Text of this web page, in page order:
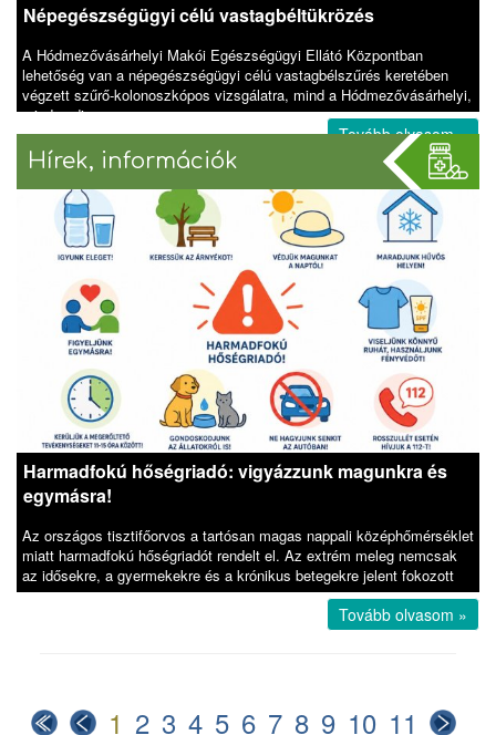
Népegészségügyi célú vastagbéltükrözés
A Hódmezővásárhelyi Makói Egészségügyi Ellátó Központban
lehetőség van a népegészségügyi célú vastagbélszűrés keretében
végzett szűrő-kolonoszkópos vizsgálatra, mind a Hódmezővásárhelyi,
mind pedig a
Tovább olvasom »
Hírek, információk
Harmadfokú hőségriadó: vigyázzunk magunkra és
egymásra!
Az országos tisztifőorvos a tartósan magas nappali középhőmérséklet
miatt harmadfokú hőségriadót rendelt el. Az extrém meleg nemcsak
az idősekre, a gyermekekre és a krónikus betegekre jelent fokozott
Tovább olvasom »
1 2 3 4 5 6 7 8 9 10 11